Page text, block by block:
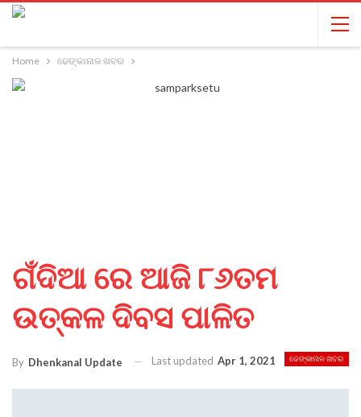
Home ଢେଙ୍କାନାଳ ଖବର
ଗଁଦିଆ ରେ ଆଜି ୮୬ତମ
ଉତ୍କଳ ଦିବସ ପାଳିତ
ଢେଙ୍କାନାଳ ଖବର
By Dhenkanal Update Last updated Apr 1, 2021